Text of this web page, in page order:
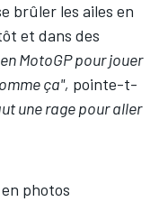
brûler les ailes en
et dans des
MotoGP pour jouer
ça", pointe-t-
une rage pour aller
photos